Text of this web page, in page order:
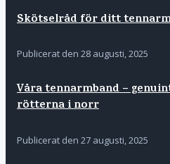
Skötselråd för ditt
Publicerat den 28 augusti, 2025
Våra tennarmband –
rötterna i norr
Publicerat den 27 augusti, 2025